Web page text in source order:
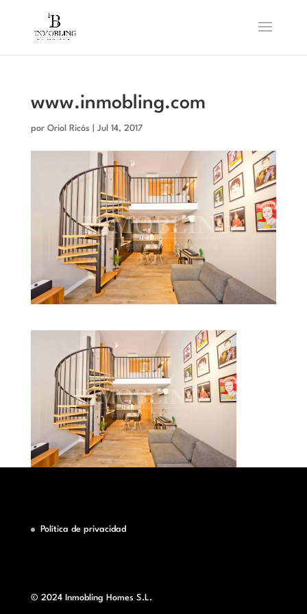
www.inmobling.com
por Oriol Ricós Jul 14, 2017
Política de privacidad
© 2024 Inmobling Homes S.L.